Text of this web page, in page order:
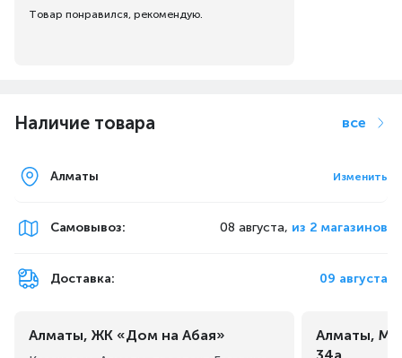
Товар понравился, рекомендую.
Наличие товара все
Алматы Изменить
Самовывоз: 08 августа, из 2 магазинов
Доставка: 09 августа
Алматы, ЖК «Дом на Абая»
Алматы,